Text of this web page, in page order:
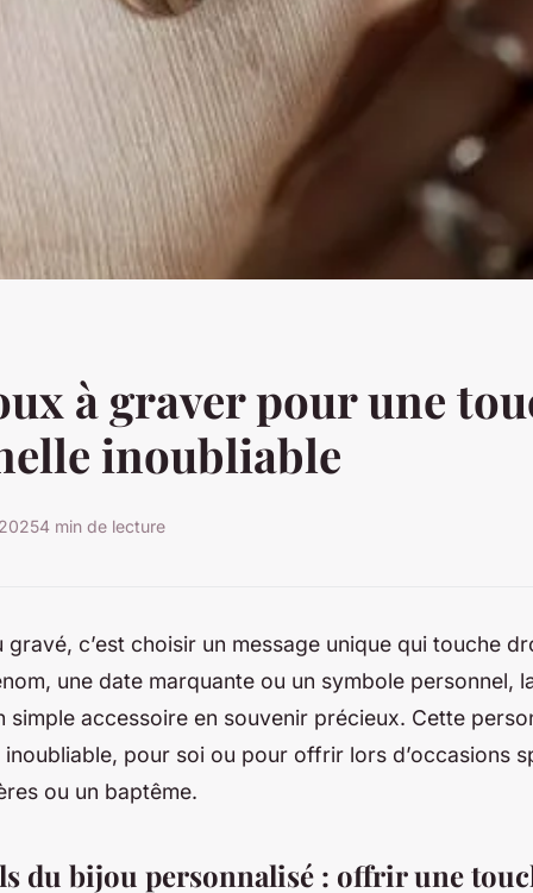
à graver pour une
inoubliable
4 min de lecture
gravé, c’est choisir un message unique qui touche
une date marquante ou un symbole personnel,
simple accessoire en souvenir précieux. Cette
pour soi ou pour offrir lors d’occasions
ou un baptême.
du bijou personnalisé : offrir une